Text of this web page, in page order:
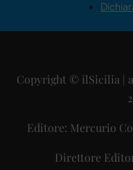
Copyright © ilSicilia |
Editore: Mercurio
Direttore